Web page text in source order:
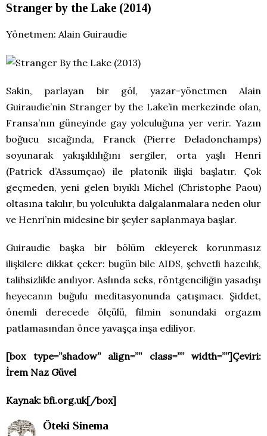
Stranger by the Lake (2014)
Yönetmen: Alain Guiraudie
Sakin, parlayan bir göl, yazar-yönetmen Alain
Guiraudie’nin Stranger by the Lake’in merkezinde olan,
Fransa’nın güneyinde gay yolculuğuna yer verir. Yazın
boğucu sıcağında, Franck (Pierre Deladonchamps)
soyunarak yakışıklılığını sergiler, orta yaşlı Henri
(Patrick d’Assumçao) ile platonik ilişki başlatır. Çok
geçmeden, yeni gelen bıyıklı Michel (Christophe Paou)
oltasına takılır, bu yolculukta dalgalanmalara neden olur
ve Henri’nin midesine bir şeyler saplanmaya başlar.
Guiraudie başka bir bölüm ekleyerek korunmasız
ilişkilere dikkat çeker: bugün bile AIDS, şehvetli hazcılık,
talihsizlikle anılıyor. Aslında seks, röntgenciliğin yasadışı
heyecanın buğulu meditasyonunda çatışmacı. Şiddet,
önemli derecede ölçülü, filmin sonundaki orgazm
patlamasından önce yavaşça inşa ediliyor.
[box type=”shadow” align=”” class=”” width=””]Çeviri:
İrem Naz Güvel
Kaynak: bfi.org.uk[/box]
Öteki Sinema